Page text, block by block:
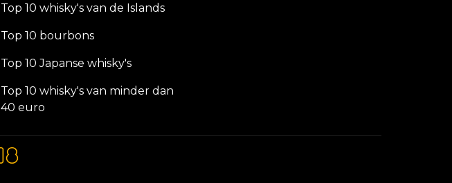
Top 10 whisky's van de Islands
Top 10 bourbons
Top 10 Japanse whisky's
Top 10 whisky's van minder dan
40 euro